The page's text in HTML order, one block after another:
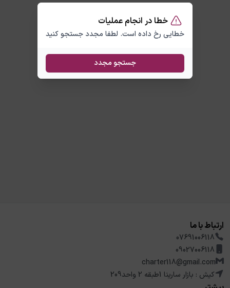
خطا در انجام عملیات
خطایی رخ داده است. لطفا مجدد جستجو کنید
جستجو مجدد
ارتباط با ما
07691006118
09027006118
charter118@gmail.com
کیش : بازار سارینا 1طبقه 2 واحد209